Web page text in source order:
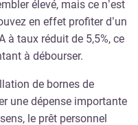
élevé, mais ce n’est
en effet profiter d’un
à taux réduit de 5,5%, ce
à débourser.
de bornes de
une dépense importante
le prêt personnel